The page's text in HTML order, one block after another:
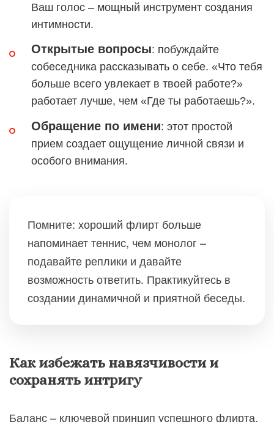
Ваш голос – мощный инструмент создания
интимности.
Открытые вопросы: побуждайте
собеседника рассказывать о себе. «Что тебя
больше всего увлекает в твоей работе?»
работает лучше, чем «Где ты работаешь?».
Обращение по имени: этот простой
прием создает ощущение личной связи и
особого внимания.
Помните: хороший флирт больше
напоминает теннис, чем монолог –
подавайте реплики и давайте
возможность ответить. Практикуйтесь в
создании динамичной и приятной беседы.
Как избежать навязчивости и
сохранять интригу
Баланс – ключевой принцип успешного флирта.